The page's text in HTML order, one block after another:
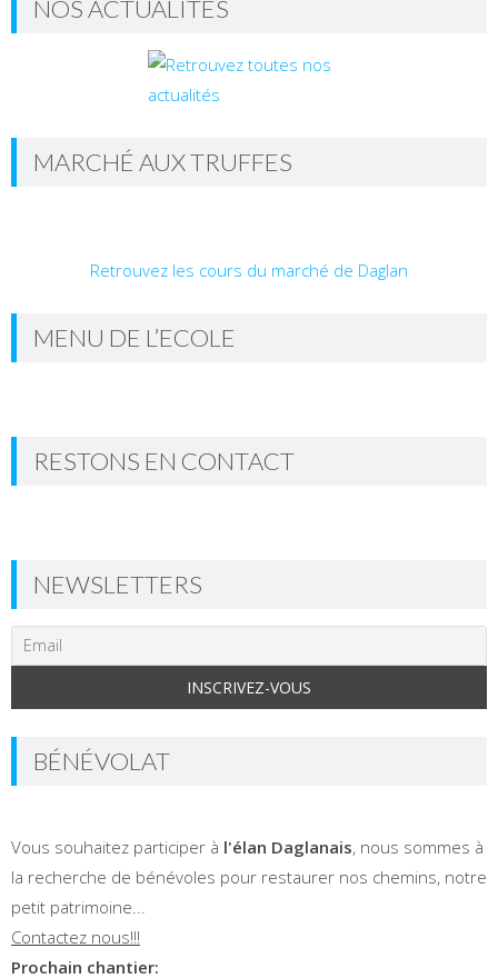
NOS ACTUALITÉS
MARCHÉ AUX TRUFFES
Retrouvez les cours du marché de Daglan
MENU DE L’ECOLE
RESTONS EN CONTACT
NEWSLETTERS
BÉNÉVOLAT
Vous souhaitez participer à l'élan Daglanais, nous sommes à
la recherche de bénévoles pour restaurer nos chemins, notre
petit patrimoine...
Contactez nous!!!
Prochain chantier: